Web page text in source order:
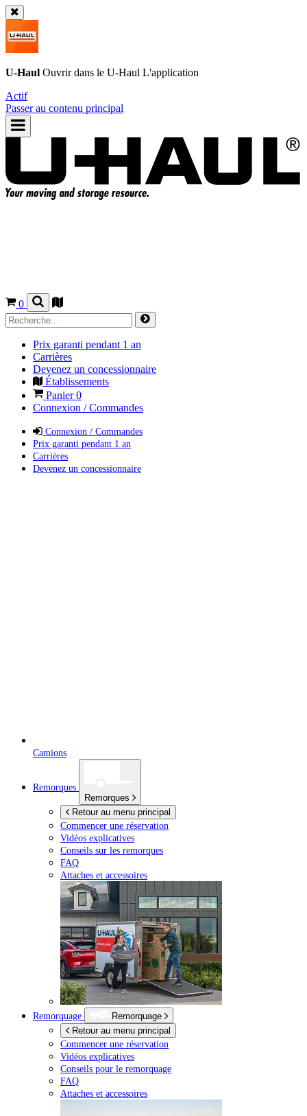
U-Haul Ouvrir dans le U-Haul L'application
Actif
Passer au contenu principal
0
Prix garanti pendant 1 an
Carrières
Devenez un concessionnaire
Établissements
Panier0
Connexion / Commandes
Connexion / Commandes
Prix garanti pendant 1 an
Carrières
Devenez un concessionnaire
Camions
Remorques
Remorques
Retour au menu principal
Commencer une réservation
Vidéos explicatives
Conseils sur les remorques
FAQ
Attaches et accessoires
Remorquage
Remorquage
Retour au menu principal
Commencer une réservation
Vidéos explicatives
Conseils pour le remorquage
FAQ
Attaches et accessoires